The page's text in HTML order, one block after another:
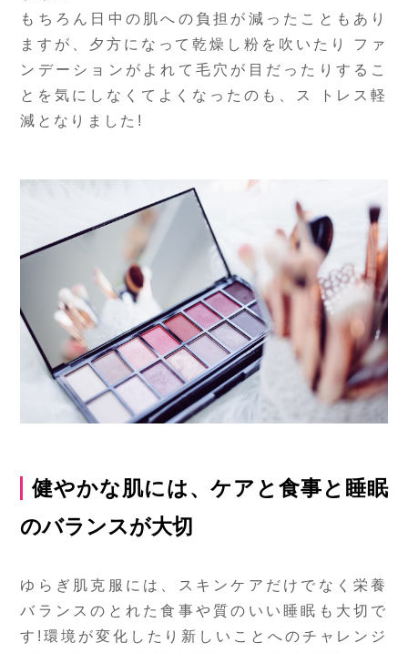
もちろん日中の肌への負担が減ったこともあり
ますが、夕方になって乾燥し粉を吹いたり ファ
ンデーションがよれて毛穴が目だったりするこ
とを気にしなくてよくなったのも、ス トレス軽
減となりました!
健やかな肌には、ケアと食事と睡眠
のバランスが大切
ゆらぎ肌克服には、スキンケアだけでなく栄養
バランスのとれた食事や質のいい睡眠も大切で
す!環境が変化したり新しいことへのチャレンジ